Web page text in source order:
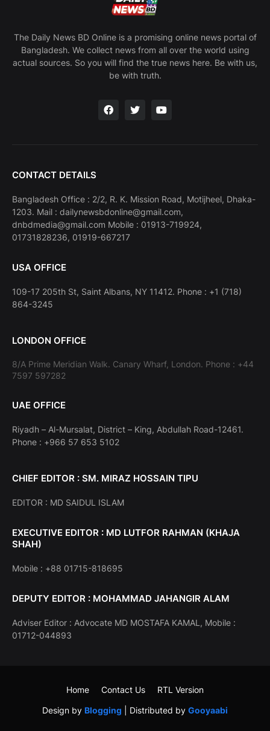
The Daily News BD Online is a promising online news portal of
Bangladesh. We collect news from all over the world using
actual sources. So you will find the true news here. Be with us,
be with truth.
CONTACT DETAILS
Bangladesh Office : 2/2, R. K. Mission Road, Motijheel, Dhaka-
1203. Mail : dailynewsbdonline@gmail.com,
dnbdmedia@gmail.com Mobile : 01913-719924,
01731828236, 01919-667217
USA OFFICE
109-17 205th St, Saint Albans, NY 11412. Phone : +1 (718)
864-3245
LONDON OFFICE
8/A Prime Meridian Walk. Canary Wharf, London. Phone : +44
7597 597282
UAE OFFICE
Riyadh – Al-Mursalat, District – King, Abdullah Road-12461.
Phone : +966 57 653 5102
CHIEF EDITOR : SM. MIRAZ HOSSAIN TIPU
EDITOR : MD SAIDUL ISLAM
EXECUTIVE EDITOR : MD LUTFOR RAHMAN (KHAJA
SHAH)
Mobile : +88 01715-818695
DEPUTY EDITOR : MOHAMMAD JAHANGIR ALAM
Adviser Editor : Advocate MD MOSTAFA KAMAL, Mobile :
01712-044893
Design by Blogging | Distributed by Gooyaabi
Home Contact Us RTL Version